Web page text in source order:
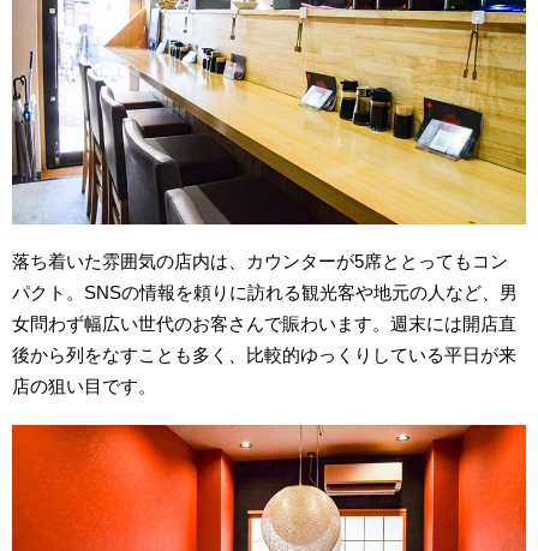
落ち着いた雰囲気の店内は、カウンターが5席ととってもコン
パクト。SNSの情報を頼りに訪れる観光客や地元の人など、男
女問わず幅広い世代のお客さんで賑わいます。週末には開店直
後から列をなすことも多く、比較的ゆっくりしている平日が来
店の狙い目です。